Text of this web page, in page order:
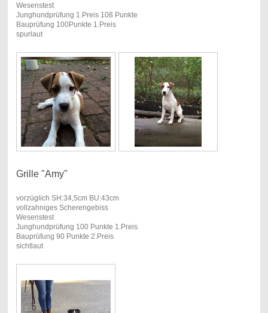
Wesenstest
Junghundprüfung 1.Preis 108 Punkte
Bauprüfung 100Punkte 1.Preis
spurlaut
Grille "Amy"
vorzüglich SH:34,5cm BU:43cm
vollzahniges Scherengebiss
Wesenstest
Junghundprüfung 100 Punkte 1.Preis
Bauprüfung 90 Punkte 2.Preis
sichtlaut